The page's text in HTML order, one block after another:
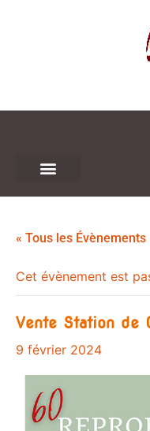
« Tous les Évènements
Cet évènement est
Vente Station de
9 février 2024